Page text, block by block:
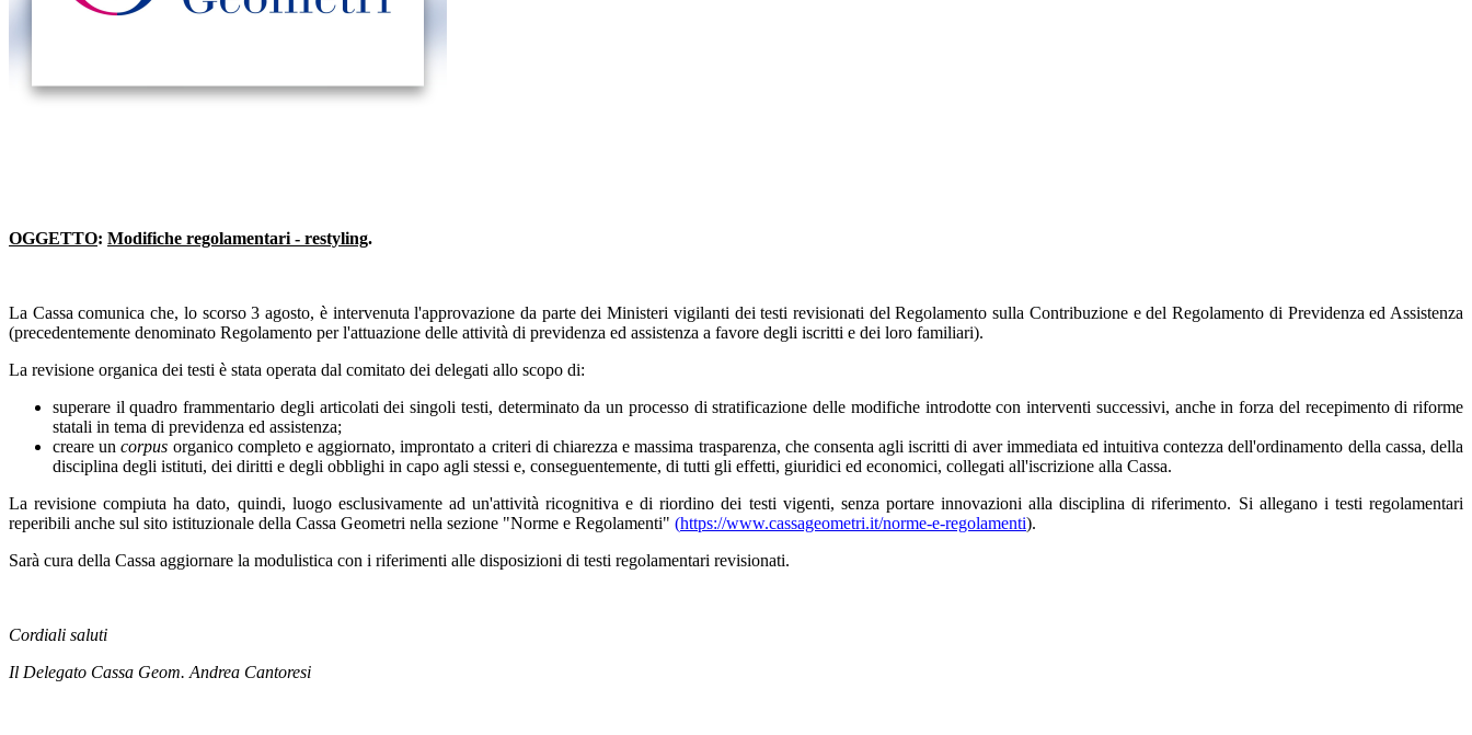
OGGETTO: Modifiche regolamentari - restyling.
La Cassa comunica che, lo scorso 3 agosto, è intervenuta l'approvazione da parte dei Ministeri vigilanti dei testi revisionati del Regolamento sulla Contribuzione e del Regolamento di Previdenza ed Assistenza
(precedentemente denominato Regolamento per l'attuazione delle attività di previdenza ed assistenza a favore degli iscritti e dei loro familiari).
La revisione organica dei testi è stata operata dal comitato dei delegati allo scopo di:
superare il quadro frammentario degli articolati dei singoli testi, determinato da un processo di stratificazione delle modifiche introdotte con interventi successivi, anche in forza del recepimento di riforme
statali in tema di previdenza ed assistenza;
creare uncorpus organico completo e aggiornato, improntato a criteri di chiarezza e massima trasparenza, che consenta agli iscritti di aver immediata ed intuitiva contezza dell'ordinamento della cassa, della
disciplina degli istituti, dei diritti e degli obblighi in capo agli stessi e, conseguentemente, di tutti gli effetti, giuridici ed economici, collegati all'iscrizione alla Cassa.
La revisione compiuta ha dato, quindi, luogo esclusivamente ad un'attività ricognitiva e di riordino dei testi vigenti, senza portare innovazioni alla disciplina di riferimento. Si allegano i testi regolamentari
reperibili anche sul sito istituzionale della Cassa Geometri nella sezione "Norme e Regolamenti" (https://www.cassageometri.it/norme-e-regolamenti).
Sarà cura della Cassa aggiornare la modulistica con i riferimenti alle disposizioni di testi regolamentari revisionati.
Cordiali saluti
Il Delegato Cassa Geom. Andrea Cantoresi